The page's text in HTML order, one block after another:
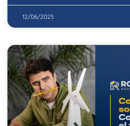
12/06/2025